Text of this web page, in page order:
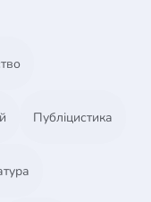
Публіцистика